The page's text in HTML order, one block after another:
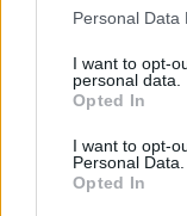
Personal Data
I want to opt-
personal data.
Opted In
I want to opt-
Personal Data.
Opted In
tartozik,
regisztrációhoz
Az előfizetés a
Portfolio.hu